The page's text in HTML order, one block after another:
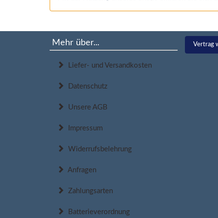
Mehr über...
Liefer- und Versandkosten
Datenschutz
Unsere AGB
Impressum
Widerrufsbelehrung
Anfragen
Zahlungsarten
Batterieverordnung
Vertrag